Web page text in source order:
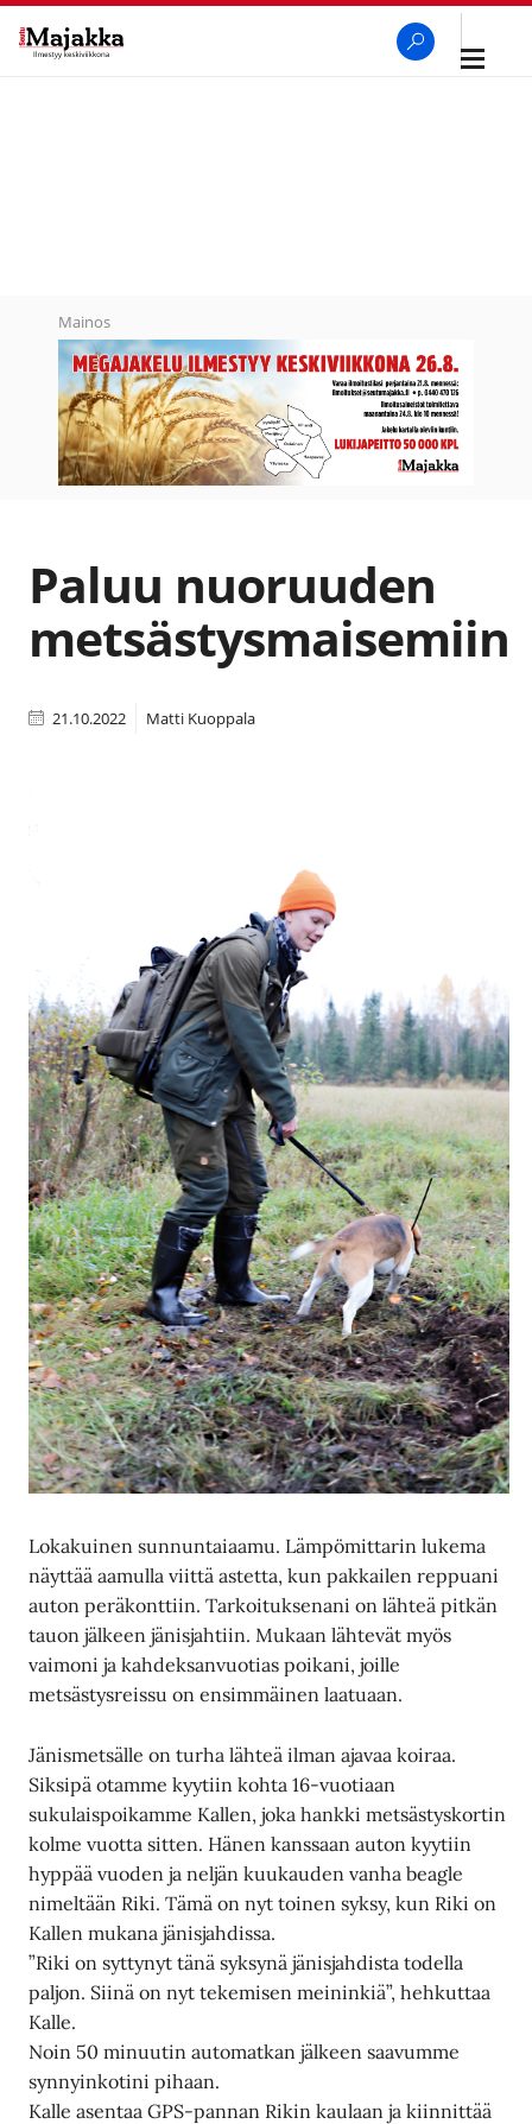
Avaa
Mainos
Paluu nuoruuden
metsästysmaisemiin
21.10.2022 Matti Kuoppala
Lokakuinen sunnuntaiaamu. Lämpömittarin lukema
näyttää aamulla viittä astetta, kun pakkailen reppuani
auton peräkonttiin. Tarkoituksenani on lähteä pitkän
tauon jälkeen jänisjahtiin. Mukaan lähtevät myös
vaimoni ja kahdeksanvuotias poikani, joille
metsästysreissu on ensimmäinen laatuaan.
Jänismetsälle on turha lähteä ilman ajavaa koiraa.
Siksipä otamme kyytiin kohta 16-vuotiaan
sukulaispoikamme Kallen, joka hankki metsästyskortin
kolme vuotta sitten. Hänen kanssaan auton kyytiin
hyppää vuoden ja neljän kuukauden vanha beagle
nimeltään Riki. Tämä on nyt toinen syksy, kun Riki on
Kallen mukana jänisjahdissa.
”Riki on syttynyt tänä syksynä jänisjahdista todella
paljon. Siinä on nyt tekemisen meininkiä”, hehkuttaa
Kalle.
Noin 50 minuutin automatkan jälkeen saavumme
synnyinkotini pihaan.
Kalle asentaa GPS-pannan Rikin kaulaan ja kiinnittää